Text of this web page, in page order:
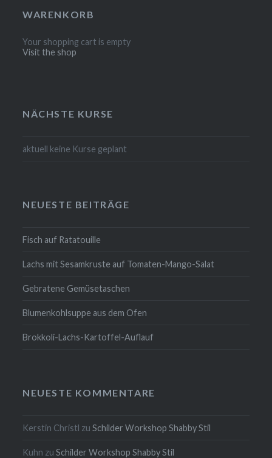
WARENKORB
Your shopping cart is empty
Visit the shop
NÄCHSTE KURSE
aktuell keine Kurse geplant
NEUESTE BEITRÄGE
Fisch auf Ratatouille
Lachs mit Sesamkruste auf Tomaten-Mango-Salat
Gebratene Gemüsetaschen
Blumenkohlsuppe aus dem Ofen
Brokkoli-Lachs-Kartoffel-Auflauf
NEUESTE KOMMENTARE
Kerstin Christl zuSchilder Workshop Shabby Stil
Kuhn zuSchilder Workshop Shabby Stil